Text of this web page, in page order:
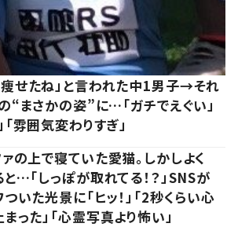
せたね」と言われた中1男子→それ
“まさかの姿”に…「ガチでえぐい」
「雰囲気変わりすぎ」
の上で寝ていた愛猫。しかしよく
…「しっぽが取れてる！？」SNSが
いた光景に「ヒッ！」「2秒くらい心
った」「心霊写真より怖い」